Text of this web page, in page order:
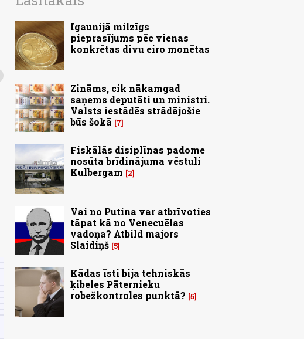
Igaunijā milzīgs
pieprasījums pēc vienas
konkrētas divu eiro monētas
Zināms, cik nākamgad
saņems deputāti un ministri.
Valsts iestādēs strādājošie
būs šokā
7
Fiskālās disiplīnas padome
nosūta brīdinājuma vēstuli
Kulbergam
2
Vai no Putina var atbrīvoties
tāpat kā no Venecuēlas
vadoņa? Atbild majors
Slaidiņš 5
Kādas īsti bija tehniskās
ķibeles Pāternieku
robežkontroles punktā? 5